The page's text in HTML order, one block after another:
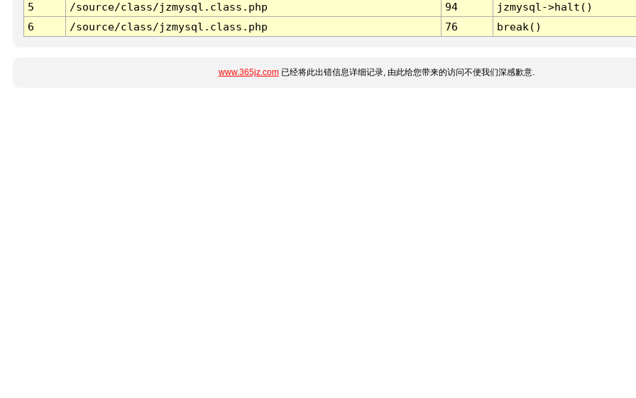
5
/source/class/jzmysql.class.php 94
jzmysql->halt()
6
/source/class/jzmysql.class.php 76 break()
www.365jz.com已经将此出错信息详细记录, 由此给您带来的访问不便我们深感歉意.